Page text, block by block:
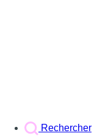
Rechercher